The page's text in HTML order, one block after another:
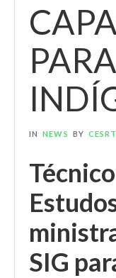
PARA
IN NEWS BY
SIG